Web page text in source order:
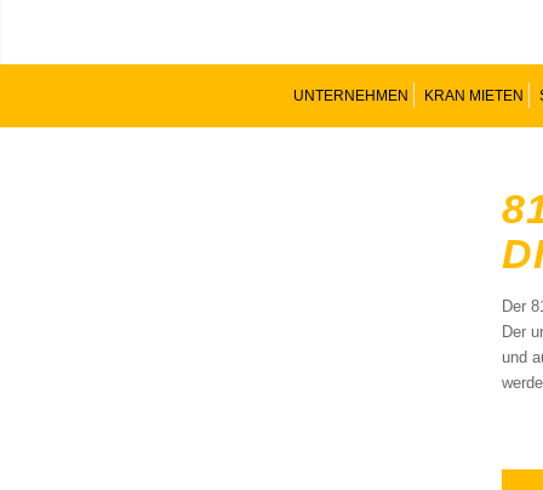
UNTERNEHMEN KRAN MIETEN
Der
Der
und